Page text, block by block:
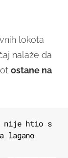
lokota
nalaže da
ostane na
nije htio s
lagano